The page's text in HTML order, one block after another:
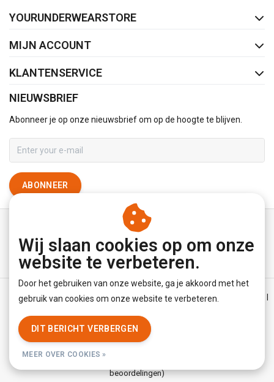
YOURUNDERWEARSTORE
MIJN ACCOUNT
KLANTENSERVICE
NIEUWSBRIEF
Abonneer je op onze nieuwsbrief om op de hoogte te blijven.
ABONNEER
Algemene voorwaarden | Disclaimer | Privacy Policy
|
© Copyright 2026 - YourUnderwearStore | Realisatie
beoordelingen)
Wij slaan cookies op om onze
website te verbeteren.
Door het gebruiken van onze website, ga je akkoord met het
gebruik van cookies om onze website te verbeteren.
DIT BERICHT VERBERGEN
MEER OVER COOKIES »